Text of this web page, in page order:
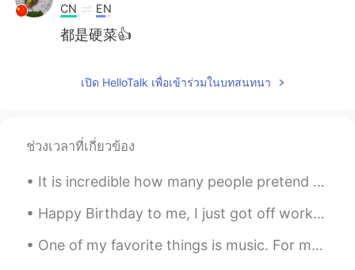
CN EN
都是硬菜👍
เปิด HelloTalk เพื่อเข้าร่วมในบทสนทนา
ช่วงเวลาที่เกี่ยวข้อง
It is incredible how many people pretend to be native English speakers and make terrible correcti...
Happy Birthday to me, I just got off work. Cheers to another year! I'm sad...I don't wanna get o...
One of my favorite things is music. For me, music encompasses discovering, discussing, and sharin...